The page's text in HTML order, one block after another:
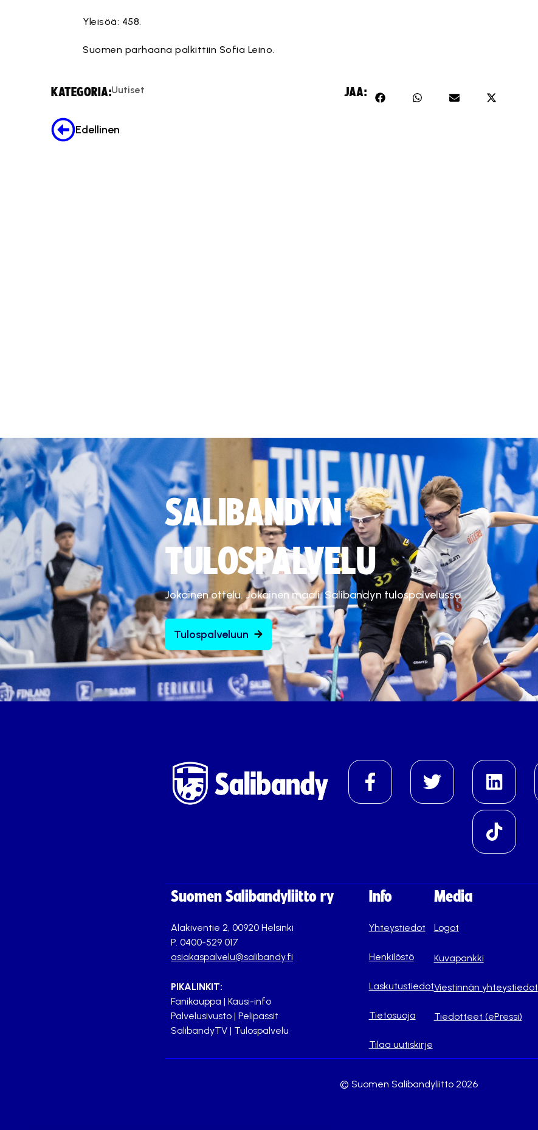
Yleisöä: 458.
Suomen parhaana palkittiin Sofia Leino.
KATEGORIA:Uutiset JAA:
Edellinen
SALIBANDYN
TULOSPALVELU
Jokainen ottelu. Jokainen maali. Salibandyn tulospalvelussa.
Tulospalveluun
Suomen Salibandyliitto ry
Alakiventie 2, 00920 Helsinki
P. 0400-529 017
asiakaspalvelu@salibandy.fi
PIKALINKIT:
Fanikauppa | Kausi-info
Palvelusivusto | Pelipassit
SalibandyTV | Tulospalvelu
Info
Yhteystiedot
Henkilöstö
Laskutustiedot
Tietosuoja
Tilaa uutiskirje
Media
Logot
Kuvapankki
Viestinnän yhteystiedot
Tiedotteet (ePressi)
© Suomen Salibandyliitto 2026